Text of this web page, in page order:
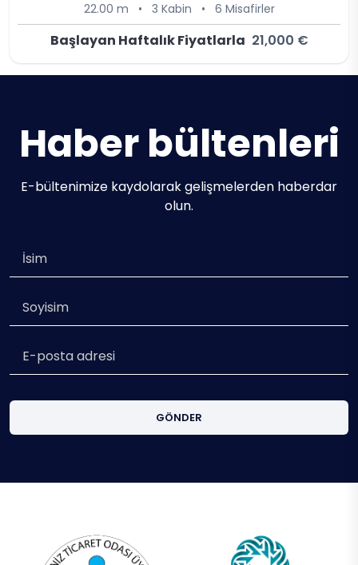
22.00 m • 3 Kabin • 6 Misafirler
Başlayan Haftalık Fiyatlarla 21,000 €
Haber bültenleri
E-bültenimize kaydolarak gelişmelerden haberdar
olun.
GÖNDER